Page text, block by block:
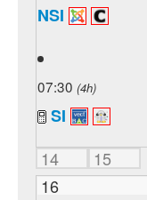
NSI
07:30 (4h)
SI
14
15
16